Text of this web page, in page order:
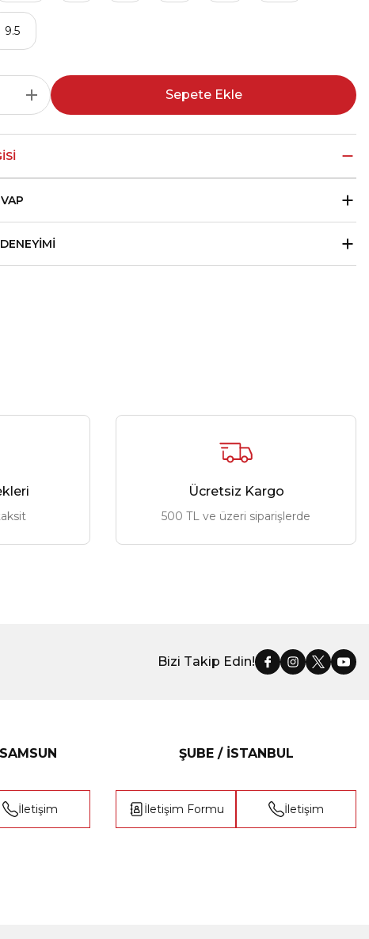
9.5
Sepete Ekle
Ücretsiz Kargo
500 TL ve üzeri siparişlerde
Bizi Takip Edin!
İletişim
ŞUBE / İSTANBUL
İletişim Formu İletişim